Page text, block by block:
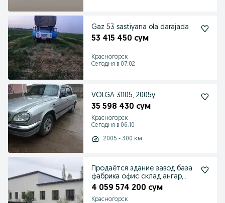
Gaz 53 sastiyana ola darajada
53 415 450 сум
Красногорск
Сегодня в 07:02
VOLGA 31105, 2005y
35 598 430 сум
Красногорск
Сегодня в 06:10
2005 - 300 км
Продаётся здание завод база
фабрика офис склад ангар,
инвестиция
4 059 574 200 сум
Красногорск